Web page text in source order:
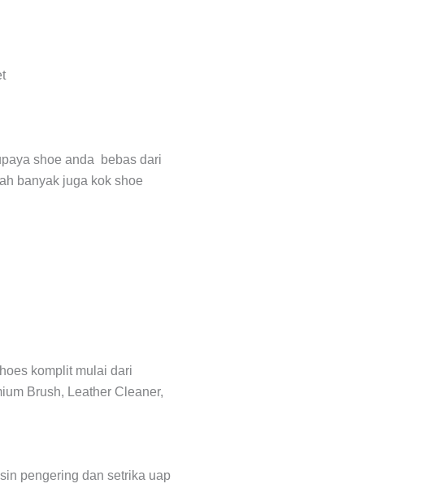
shoe anda bebas dari
banyak juga kok shoe
komplit mulai dari
Brush, Leather Cleaner,
pengering dan setrika uap